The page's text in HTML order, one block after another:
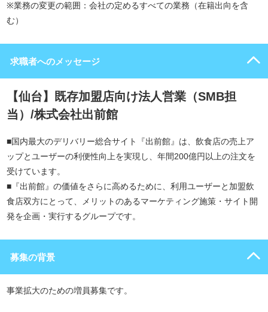
※業務の変更の範囲：会社の定めるすべての業務（在籍出向を含
む）
求職者へのメッセージ
【仙台】既存加盟店向け法人営業（SMB担
当）/株式会社出前館
■国内最大のデリバリー総合サイト『出前館』は、飲食店の売上ア
ップとユーザーの利便性向上を実現し、年間200億円以上の注文を
受けています。
■『出前館』の価値をさらに高めるために、利用ユーザーと加盟飲
食店双方にとって、メリットのあるマーケティング施策・サイト開
発を企画・実行するグループです。
募集の背景
事業拡大のための増員募集です。